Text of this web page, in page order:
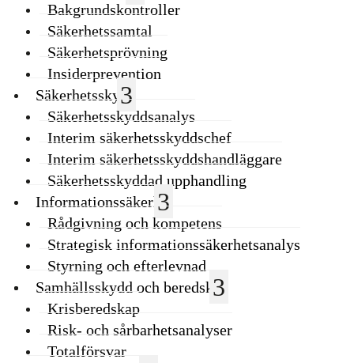
Bakgrundskontroller
Säkerhetssamtal
Säkerhetsprövning
Insiderprevention
Säkerhetsskydd
Säkerhetsskyddsanalys
Interim säkerhetsskyddschef
Interim säkerhetsskyddshandläggare
Säkerhetsskyddad upphandling
Informationssäkerhet
Rådgivning och kompetens
Strategisk informationssäkerhetsanalys
Styrning och efterlevnad
Samhällsskydd och beredskap
Krisberedskap
Risk- och sårbarhetsanalyser
Totalförsvar